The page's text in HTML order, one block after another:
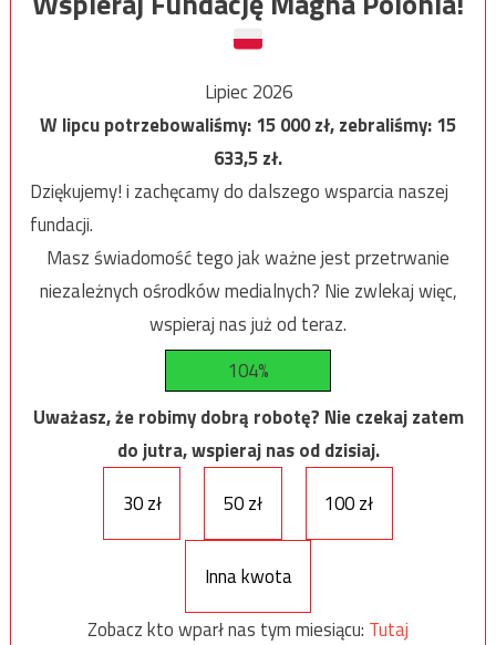
Lipiec 2026
W lipcu potrzebowaliśmy:15 000zł, zebraliśmy:15
633,5zł.
Dziękujemy! i zachęcamy do dalszego wsparcia naszej
fundacji.
Masz świadomość tego jak ważne jest przetrwanie
niezależnych ośrodków medialnych? Nie zwlekaj więc,
wspieraj nas już od teraz.
104%
Uważasz, że robimy dobrą robotę? Nie czekaj zatem
do jutra, wspieraj nas od dzisiaj.
30 zł
50 zł 100 zł
Inna kwota
Zobacz kto wparł nas tym miesiącu: Tutaj